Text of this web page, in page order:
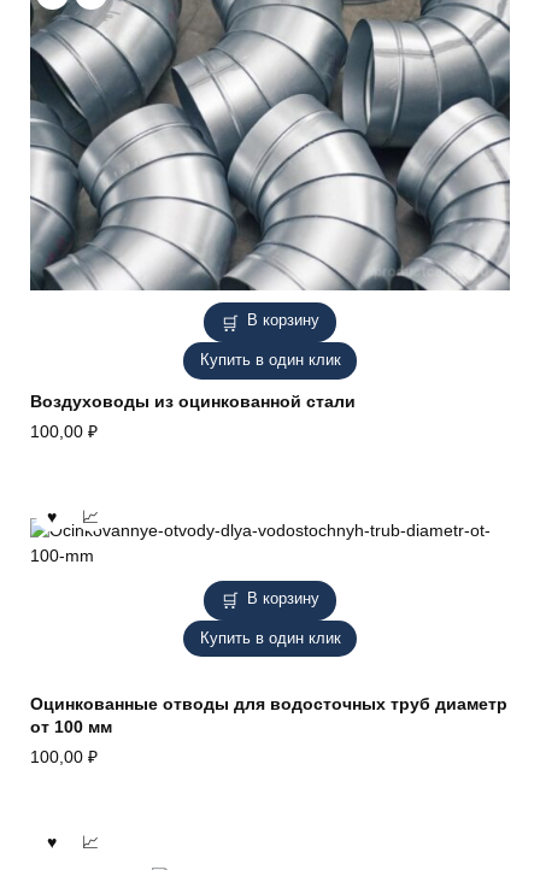
В корзину
Купить в один клик
Воздуховоды из оцинкованной стали
100,00 ₽
В корзину
Купить в один клик
Оцинкованные отводы для водосточных труб диаметр
от 100 мм
100,00 ₽